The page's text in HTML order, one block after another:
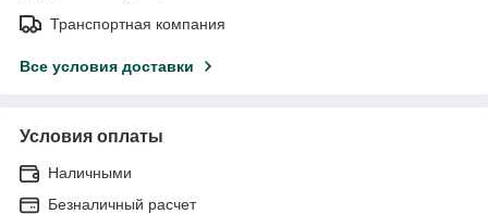
Транспортная компания
Все условия доставки
Условия оплаты
Наличными
Безналичный расчет